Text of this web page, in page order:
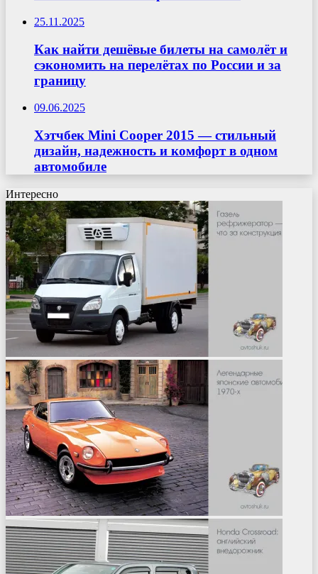
25.11.2025
Как найти дешёвые билеты на самолёт и
сэкономить на перелётах по России и за
границу
09.06.2025
Хэтчбек Mini Cooper 2015 — стильный
дизайн, надежность и комфорт в одном
автомобиле
Интересно